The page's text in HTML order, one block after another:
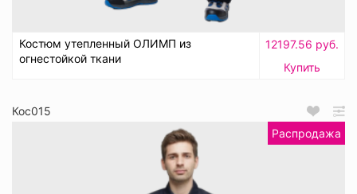
Костюм утепленный ОЛИМП из
огнестойкой ткани
12197.56 руб.
Купить
Кос015
Распродажа